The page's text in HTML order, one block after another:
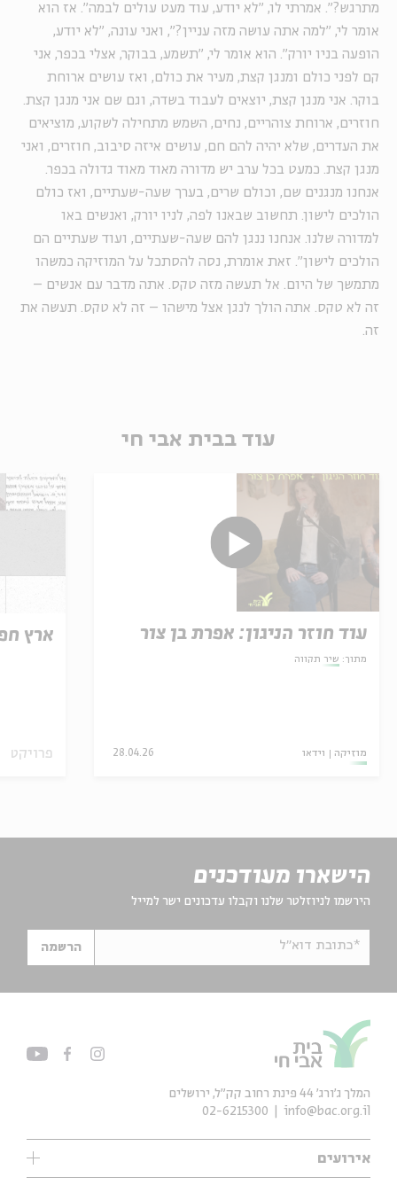
מתרגש?״. אמרתי לו, ״לא יודע, עוד מעט עולים לבמה״. אז הוא
אומר לי, ״למה אתה עושה מזה עניין?״, ואני עונה, ״לא יודע,
הופעה בניו יורק״. הוא אומר לי, ״תשמע, בבוקר, אצלי בכפר, אני
קם לפני כולם ומנגן קצת, מעיר את כולם, ואז עושים ארוחת
בוקר. אני מנגן קצת, יוצאים לעבוד בשדה, וגם שם אני מנגן קצת.
חוזרים, ארוחת צוהריים, נחים, השמש מתחילה לשקוע, מוציאים
את העדרים, שלא יהיה להם חם, עושים איזה סיבוב, חוזרים, ואני
מנגן קצת. כמעט בכל ערב יש מדורה מאוד מאוד גדולה בכפר.
אנחנו מנגנים שם, וכולם שרים, בערך שעה-שעתיים, ואז כולם
הולכים לישון. תחשוב שבאנו לפה, לניו יורק, ואנשים באו
למדורה שלנו. אנחנו ננגן להם שעה-שעתיים, ועוד שעתיים הם
הולכים לישון״. זאת אומרת, נסה להסתכל על המוזיקה כמשהו
מתמשך של היום. אל תעשה מזה טקס. אתה מדבר עם אנשים –
זה לא טקס. אתה הולך לנגן אצל מישהו – זה לא טקס. תעשה את
זה.
עוד בבית אבי חי
עוד חוזר הניגון: אפרת בן צור
מתוך: שיר תקווה
מוזיקה וידאו 28.04.26
ארץ
פרויקט
הישארו מעודכנים
הירשמו לניוזלטר שלנו וקבלו עדכונים ישר למייל
*כתובת דוא"ל הרשמה
אירועים
עיון
המלך ג'ורג' 44 פינת רחוב קק״ל, ירושלים
info@bac.org.il
02-6215300